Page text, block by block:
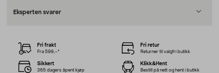
Eksperten svarer
Fri frakt
Fra 599,–*
Fri retur
Returner til valgfri butikk
Sikkert
365 dagers åpent kjøp
Klikk&Hent
Bestill på nett og hent i butikk